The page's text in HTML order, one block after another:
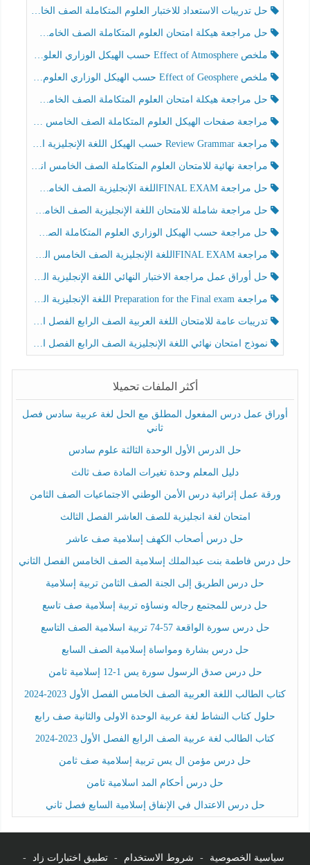
حل تدريبات الاستعداد للاختبار العلوم المتكاملة الصف الخامس عام الفصل الثالث
حل مراجعة هيكلة امتحان العلوم المتكاملة الصف الخامس انسبير الفصل الثالث
ملخص Effect of Atmosphere حسب الهيكل الوزاري العلوم المتكاملة الصف الخامس انسبير الفصل الثالث
ملخص Effect of Geosphere حسب الهيكل الوزاري العلوم المتكاملة الصف الخامس انسبير الفصل الثالث
حل مراجعة هيكلة امتحان العلوم المتكاملة الصف الخامس عام الفصل الثالث
مراجعة صفحات الهيكل العلوم المتكاملة الصف الخامس انسبير الفصل الثالث
مراجعة Review Grammar حسب الهيكل اللغة الإنجليزية الصف الخامس الفصل الثالث
مراجعة نهائية للامتحان العلوم المتكاملة الصف الخامس انسبير الفصل الثالث
حل مراجعة FINAL EXAMاللغة الإنجليزية الصف الخامس الفصل الثالث
حل مراجعة شاملة للامتحان اللغة الإنجليزية الصف الخامس الفصل الثالث
حل مراجعة حسب الهيكل الوزاري العلوم المتكاملة الصف الخامس عام الفصل الثالث
مراجعة FINAL EXAMاللغة الإنجليزية الصف الخامس الفصل الثالث
حل أوراق عمل مراجعة الاختبار النهائي اللغة الإنجليزية الصف الرابع الفصل الثالث
مراجعة Preparation for the Final exam اللغة الإنجليزية الصف الرابع الفصل الثالث
تدريبات عامة للامتحان اللغة العربية الصف الرابع الفصل الثالث
نموذج امتحان نهائي اللغة الإنجليزية الصف الرابع الفصل الثالث
أكثر الملفات تحميلا
أوراق عمل درس المفعول المطلق مع الحل لغة عربية سادس فصل
ثاني
حل الدرس الأول الوحدة الثالثة علوم سادس
دليل المعلم وحدة تغيرات المادة صف ثالث
ورقة عمل إثرائية درس الأمن الوطني الاجتماعيات الصف الثامن
امتحان لغة انجليزية للصف العاشر الفصل الثالث
حل درس أصحاب الكهف إسلامية صف عاشر
حل درس فاطمة بنت عبدالملك إسلامية الصف الخامس الفصل الثاني
حل درس الطريق إلى الجنة الصف الثامن تربية إسلامية
حل درس للمجتمع رجاله ونساؤه تربية إسلامية صف تاسع
حل درس سورة الواقعة 57-74 تربية اسلامية الصف التاسع
حل درس بشارة ومواساة إسلامية الصف السابع
حل درس صدق الرسول سورة يس 1-12 إسلامية ثامن
كتاب الطالب اللغة العربية الصف الخامس الفصل الأول 2023-2024
حلول كتاب النشاط لغة عربية الوحدة الاولى والثانية صف رابع
كتاب الطالب لغة عربية الصف الرابع الفصل الأول 2023-2024
حل درس مؤمن ال يس تربية إسلامية صف ثامن
حل درس أحكام المد اسلامية ثامن
حل درس الاعتدال في الإنفاق إسلامية السابع فصل ثاني
سياسية الخصوصية - شروط الاستخدام - تطبيق اختبارات زاد -